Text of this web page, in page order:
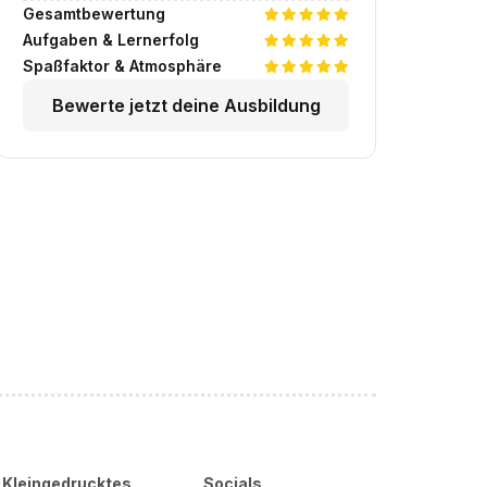
Gesamtbewertung
Aufgaben & Lernerfolg
Spaßfaktor & Atmosphäre
Bewerte jetzt deine Ausbildung
Kleingedrucktes Socials